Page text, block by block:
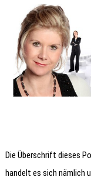
Die Überschrift dieses
handelt es sich nämlich